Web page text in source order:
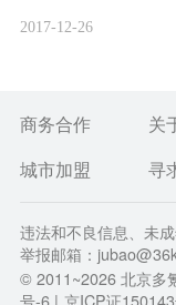
2017-12-26
商务合作 关
城市加盟
寻
违法和不良信息、未
举报邮箱：
© 2011~2026北京多
号-6 | 京ICP证